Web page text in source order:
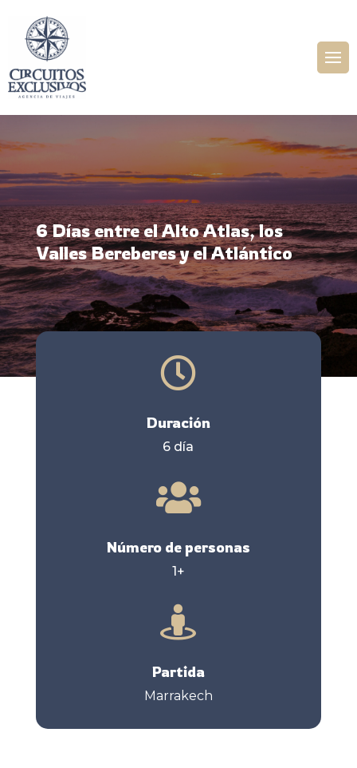
6 Días entre el Alto Atlas, los
Valles Bereberes y el Atlántico

Duración
6 día

Número de personas
1+

Partida
Marrakech